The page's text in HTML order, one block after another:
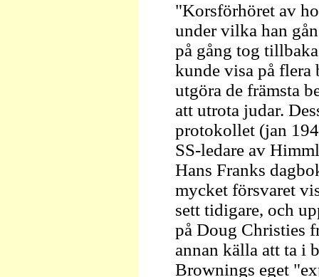
"Korsförhöret av
under vilka han
på gång tog
kunde visa på flera
utgöra de främsta
att utrota judar.
protokollet (jan
SS-ledare av
Hans Franks
mycket försvaret
sett tidigare, och
på Doug Christies
annan källa att ta i
Brownings eget